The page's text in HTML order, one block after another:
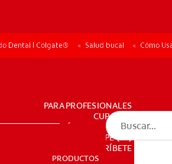
PRODUCTOS
PARA PROFESIONALES
CUPONES
DÓNDE COMPRAR
PE (ES)
SUSCRÍBETE
PRODUCTOS
Dental | Colgate® Salud bucal Cómo